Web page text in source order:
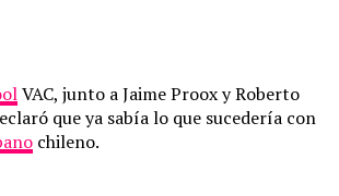
VAC, junto a Jaime Proox y Roberto
que ya sabía lo que sucedería con
chileno.